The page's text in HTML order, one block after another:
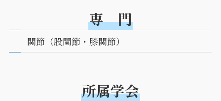
専 門
関節（股関節・膝関節）
所属学会